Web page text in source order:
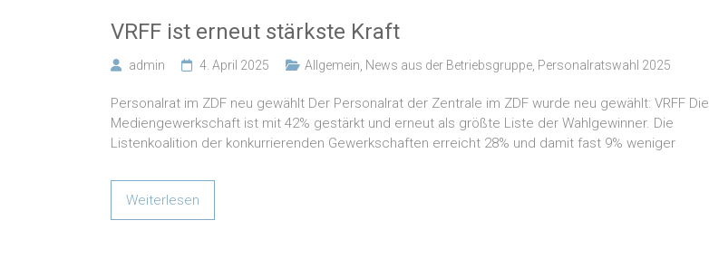
VRFF ist erneut stärkste Kraft
admin 4. April 2025 Allgemein News aus der Betriebsgruppe Personalratswahl 2025
Personalrat im ZDF neu gewählt Der Personalrat der Zentrale im ZDF wurde neu gewählt: VRFF Die
Mediengewerkschaft ist mit 42% gestärkt und erneut als größte Liste der Wahlgewinner. Die
Listenkoalition der konkurrierenden Gewerkschaften erreicht 28% und damit fast 9% weniger
Weiterlesen